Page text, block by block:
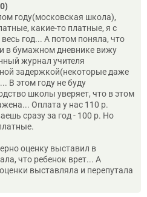
году(московская школа),
какие-то платные, я с
год... А потом поняла, что
в бумажном дневнике вижу
журнал учителя
задержкой(некоторые даже
В этом году не буду
школы уверяет, что в этом
Оплата у нас 110 р.
сразу за год - 100 р. Но
оценку выставил в
что ребенок врет... А
выставляла и перепутала